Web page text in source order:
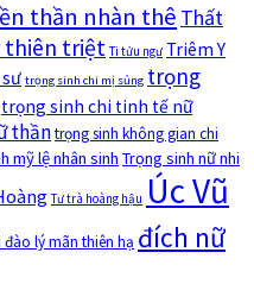
thần nhàn thê Thất
thiên triệt Ti tửu ngư Triêm Y
trọng sinh chi mị sủng trọng
trọng sinh chi tinh tế nữ
thầntrọng sinh không gian chi
mỹ lệ nhân sinh Trọng sinh nữ nhi
Tư trà hoàng hậu Úc Vũ
lý mãn thiên hạ đích nữ